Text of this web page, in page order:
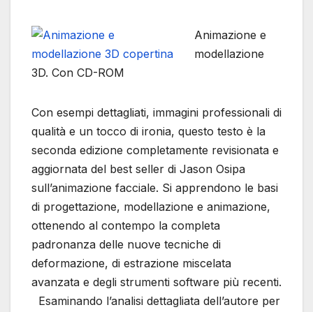
Animazione e
modellazione
3D. Con CD-ROM
Con esempi dettagliati, immagini professionali di
qualità e un tocco di ironia, questo testo è la
seconda edizione completamente revisionata e
aggiornata del best seller di Jason Osipa
sull’animazione facciale. Si apprendono le basi
di progettazione, modellazione e animazione,
ottenendo al contempo la completa
padronanza delle nuove tecniche di
deformazione, di estrazione miscelata
avanzata e degli strumenti software più recenti.
Esaminando l’analisi dettagliata dell’autore per